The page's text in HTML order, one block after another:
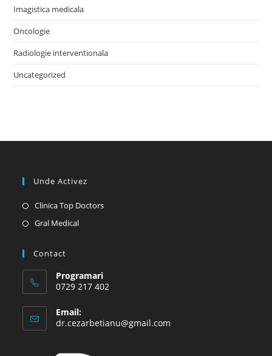
Imagistica medicala
Oncologie
Radiologie interventionala
Uncategorized
Unde Activez
Clinica Top DoctorsOpens
Gral MedicalOpens
tab
Contact
Programari
0729 217 402
Email:
dr.cezarbetianu@gmail.com